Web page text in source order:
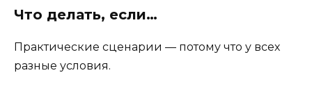
Что делать, если…
Практические сценарии — потому что у всех
разные условия.